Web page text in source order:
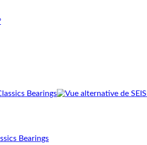
Bearings